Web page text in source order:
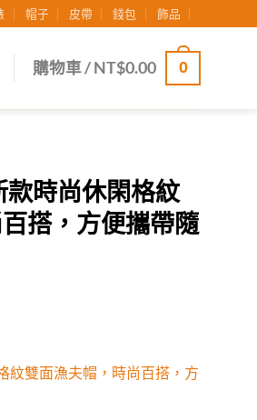
帽子 皮帶 錢包 飾品
購物車 /NT$0.00 0
時尚休閑格紋
搭，方便攜帶隨
紋雙面漁夫帽，時尚百搭，方